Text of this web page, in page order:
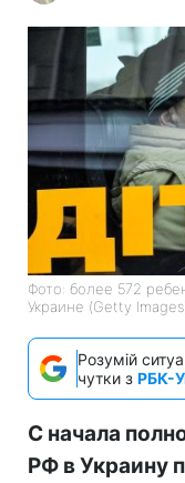
Фото: более 572
Украине (Getty
Розумій
чутки з РБК-
С начала
РФ в Украину